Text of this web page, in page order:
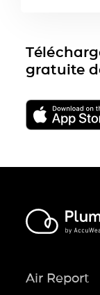
gratuite
Air Report